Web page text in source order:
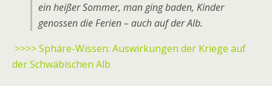
ein heißer Sommer, man ging baden, Kinder
genossen die Ferien – auch auf der Alb.
>>>> Sphäre-Wissen: Auswirkungen der Kriege auf
der Schwäbischen Alb